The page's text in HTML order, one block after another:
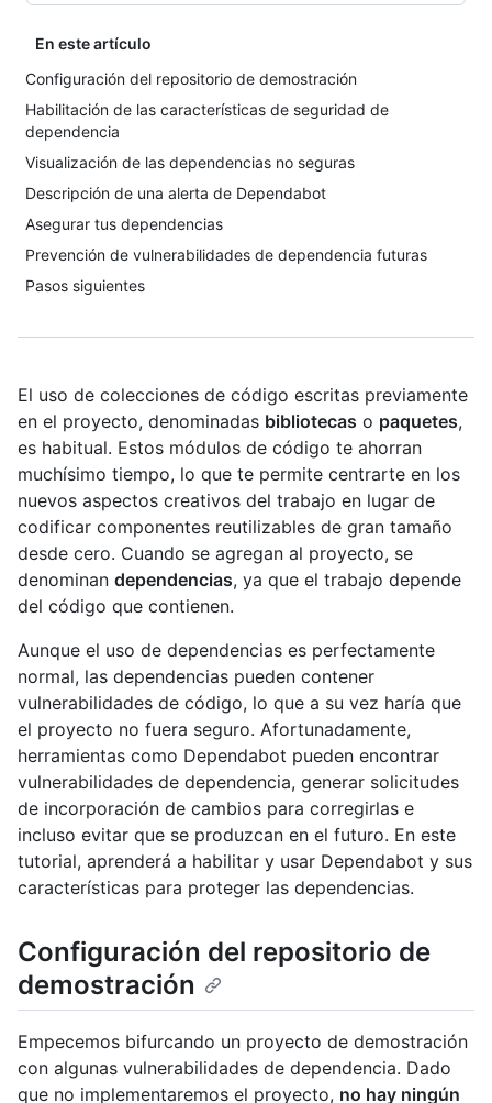
En este artículo
Configuración del repositorio de demostración
Habilitación de las características de seguridad de
dependencia
Visualización de las dependencias no seguras
Descripción de una alerta de Dependabot
Asegurar tus dependencias
Prevención de vulnerabilidades de dependencia futuras
Pasos siguientes
El uso de colecciones de código escritas previamente
en el proyecto, denominadas bibliotecas o paquetes,
es habitual. Estos módulos de código te ahorran
muchísimo tiempo, lo que te permite centrarte en los
nuevos aspectos creativos del trabajo en lugar de
codificar componentes reutilizables de gran tamaño
desde cero. Cuando se agregan al proyecto, se
denominan dependencias, ya que el trabajo depende
del código que contienen.
Aunque el uso de dependencias es perfectamente
normal, las dependencias pueden contener
vulnerabilidades de código, lo que a su vez haría que
el proyecto no fuera seguro. Afortunadamente,
herramientas como Dependabot pueden encontrar
vulnerabilidades de dependencia, generar solicitudes
de incorporación de cambios para corregirlas e
incluso evitar que se produzcan en el futuro. En este
tutorial, aprenderá a habilitar y usar Dependabot y sus
características para proteger las dependencias.
Configuración del repositorio de
demostración
Empecemos bifurcando un proyecto de demostración
con algunas vulnerabilidades de dependencia. Dado
que no implementaremos el proyecto, no hay ningún